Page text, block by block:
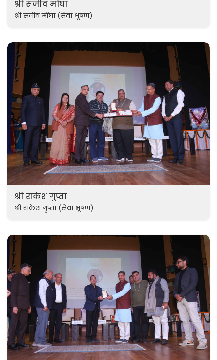
श्री संजीव मोंघा
श्री संजीव मोंघा (सेवा भूषण)
श्री राकेश गुप्ता
श्री राकेश गुप्ता (सेवा भूषण)